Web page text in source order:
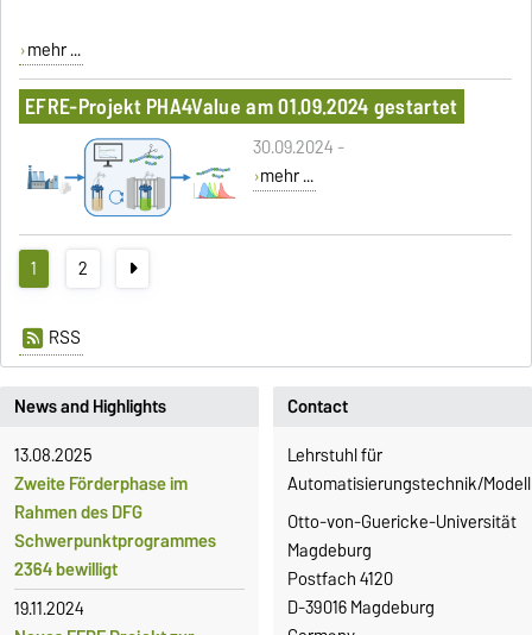
mehr ...
EFRE-Projekt PHA4Value am 01.09.2024 gestartet
30.09.2024 -
mehr ...
1 2
RSS
News and Highlights
13.08.2025
Zweite Förderphase im
Rahmen des DFG
Schwerpunktprogrammes
2364 bewilligt
19.11.2024
Contact
Lehrstuhl für
Automatisierungstechnik/
Otto-von-Guericke-Universität
Magdeburg
Postfach 4120
D-39016 Magdeburg